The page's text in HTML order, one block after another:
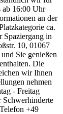
ab 16:00 Uhr
an der
ca.
Spaziergang in
10, 01067
Sie genießen
Die
wir Ihnen
nehmen
- Freitag
Schwerhinderte
+49